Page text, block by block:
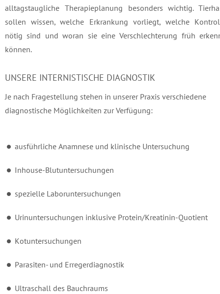
alltagstaugliche Therapieplanung besonders wichtig.
sollen wissen, welche Erkrankung vorliegt, welche
nötig sind und woran sie eine Verschlechterung früh
können.
UNSERE INTERNISTISCHE DIAGNOSTIK
Je nach Fragestellung stehen in unserer Praxis verschiedene
diagnostische Möglichkeiten zur Verfügung:
ausführliche Anamnese und klinische Untersuchung
Inhouse-Blutuntersuchungen
spezielle Laboruntersuchungen
Urinuntersuchungen inklusive Protein/Kreatinin-Quotient
Kotuntersuchungen
Parasiten- und Erregerdiagnostik
Ultraschall des Bauchraums